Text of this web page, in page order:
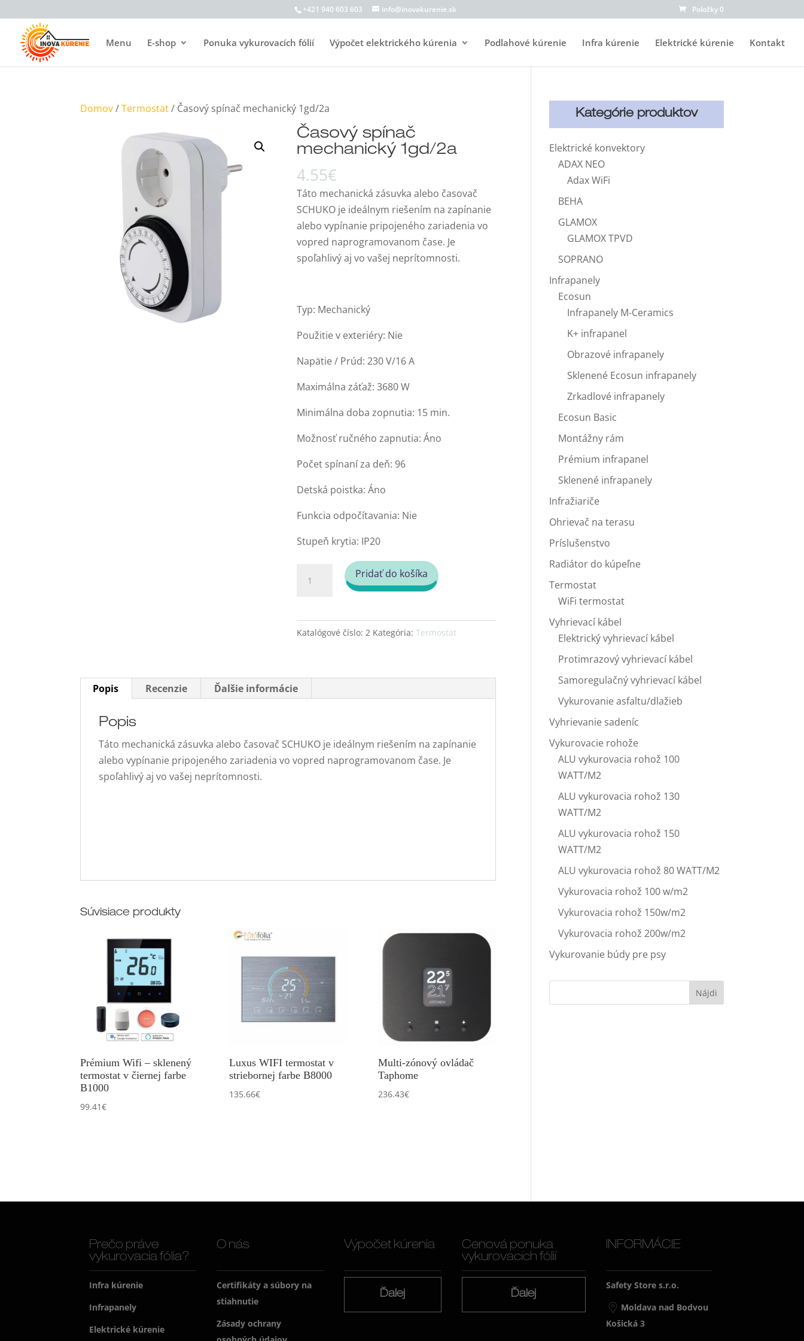
+421 940 603 603 info@inovakurenie.sk Položky 0
Menu E-shop Ponuka vykurovacích fólií Výpočet elektrického kúrenia Podlahové kúrenie Infra kúrenie Elektrické kúrenie Kontakt
Domov/Termostat/ Časový spínač mechanický 1gd/2a
Časový spínač
mechanický 1gd/2a
4.55€
Táto mechanická zásuvka alebo časovač
SCHUKO je ideálnym riešením na zapínanie
alebo vypínanie pripojeného zariadenia vo
vopred naprogramovanom čase. Je
spoľahlivý aj vo vašej neprítomnosti.
Typ: Mechanický
Použitie v exteriéry: Nie
Napätie / Prúd: 230 V/16 A
Maximálna záťaž: 3680 W
Minimálna doba zopnutia: 15 min.
Možnosť ručného zapnutia: Áno
Počet spínaní za deň: 96
Detská poistka: Áno
Funkcia odpočítavania: Nie
Stupeň krytia: IP20
Časový
mechanický
1gd/2a
Pridať do košíka
Katalógové číslo: 2 Kategória: Termostat
Popis Recenzie Ďalšie informácie
Popis
Táto mechanická zásuvka alebo časovač SCHUKO je ideálnym riešením na zapínanie
alebo vypínanie pripojeného zariadenia vo vopred naprogramovanom čase. Je
spoľahlivý aj vo vašej neprítomnosti.
Súvisiace produkty
Prémium Wifi – sklenený
termostat v čiernej farbe
B1000
99.41€
Luxus WIFI termostat v
striebornej farbe B8000
135.66€
Multi-zónový ovládač
Taphome
236.43€
Kategórie produktov
Elektrické konvektory
ADAX NEO
Adax WiFi
BEHA
GLAMOX
GLAMOX TPVD
SOPRANO
Infrapanely
Ecosun
Infrapanely M-Ceramics
K+ infrapanel
Obrazové infrapanely
Sklenené Ecosun infrapanely
Zrkadlové infrapanely
Ecosun Basic
Montážny rám
Prémium infrapanel
Sklenené infrapanely
Infražiariče
Ohrievač na terasu
Príslušenstvo
Radiátor do kúpeľne
Termostat
WiFi termostat
Vyhrievací kábel
Elektrický vyhrievací kábel
Protimrazový vyhrievací kábel
Samoregulačný vyhrievací kábel
Vykurovanie asfaltu/dlažieb
Vyhrievanie sadeníc
Vykurovacie rohože
ALU vykurovacia rohož 100
WATT/M2
ALU vykurovacia rohož 130
WATT/M2
ALU vykurovacia rohož 150
WATT/M2
ALU vykurovacia rohož 80 WATT/M2
Vykurovacia rohož 100 w/m2
Vykurovacia rohož 150w/m2
Vykurovacia rohož 200w/m2
Vykurovanie búdy pre psy
Prečo práve
vykurovacia fólia?
Infra kúrenie
Infrapanely
Elektrické kúrenie
O nás
Certifikáty a súbory na
stiahnutie
Zásady ochrany
Výpočet kúrenia
Ďalej
Cenová ponuka
vykurovacích fólií
Ďalej
INFORMÁCIE
Safety Store s.r.o.
Moldava nad Bodvou
Košická 3